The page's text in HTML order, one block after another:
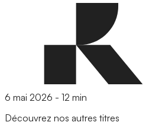
6 mai 2026 - 12 min
Découvrez nos autres titres